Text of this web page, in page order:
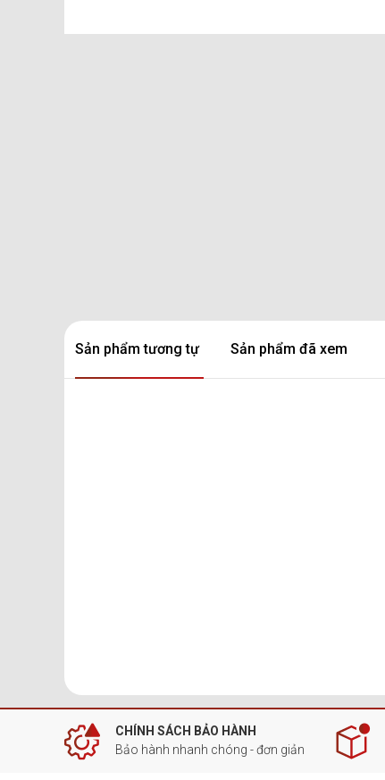
Sản phẩm tương tự Sản phẩm đã xem
CHÍNH SÁCH BẢO HÀNH
Bảo hành nhanh chóng - đơn giản